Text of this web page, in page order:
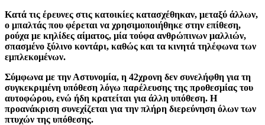
Κατά τις έρευνες στις κατοικίες κατασχέθηκαν, μεταξύ άλλων,
ο μπαλτάς που φέρεται να χρησιμοποιήθηκε στην επίθεση,
ρούχα με κηλίδες αίματος, μία τούφα ανθρώπινων μαλλιών,
σπασμένο ξύλινο κοντάρι, καθώς και τα κινητά τηλέφωνα των
εμπλεκομένων.
Σύμφωνα με την Αστυνομία, η 42χρονη δεν συνελήφθη για τη
συγκεκριμένη υπόθεση λόγω παρέλευσης της προθεσμίας του
αυτοφώρου, ενώ ήδη κρατείται για άλλη υπόθεση. Η
προανάκριση συνεχίζεται για την πλήρη διερεύνηση όλων των
πτυχών της υπόθεσης.